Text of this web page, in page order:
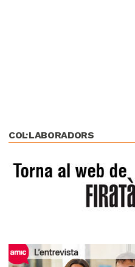
COL·LABORADORS